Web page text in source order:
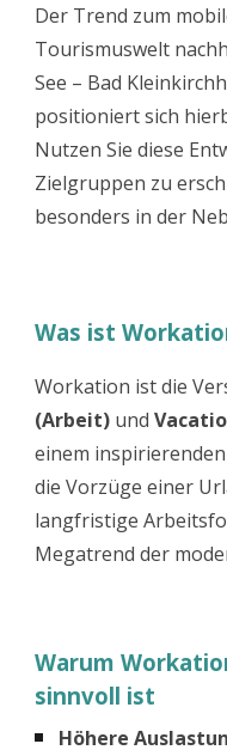
Der Trend zum
Tourismuswelt
See – Bad
positioniert sich
Nutzen Sie diese
Zielgruppen zu
besonders in der
Was ist
Workation ist die
(Arbeit) und
einem
die Vorzüge einer
langfristige
Megatrend der
Warum
sinnvoll ist
Höhere